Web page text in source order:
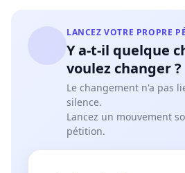
LANCEZ VOTRE PROPRE
Y a-t-il quelque
voulez changer ?
Le changement n'a pas
silence.
Lancez un mouvement
pétition.